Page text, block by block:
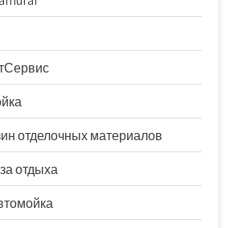
отделочных материалов
отдыха